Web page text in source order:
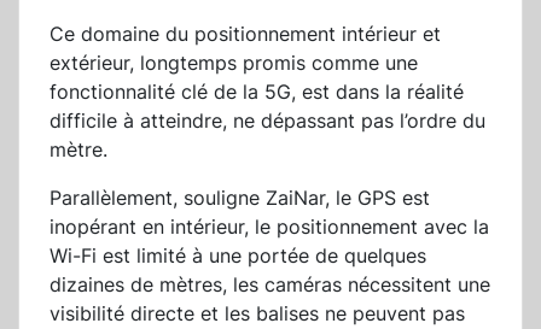
Ce domaine du positionnement intérieur et
extérieur, longtemps promis comme une
fonctionnalité clé de la 5G, est dans la réalité
difficile à atteindre, ne dépassant pas l’ordre du
mètre.
Parallèlement, souligne ZaiNar, le GPS est
inopérant en intérieur, le positionnement avec la
Wi-Fi est limité à une portée de quelques
dizaines de mètres, les caméras nécessitent une
visibilité directe et les balises ne peuvent pas